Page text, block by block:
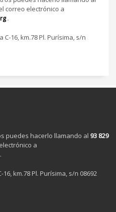
correo electrónico a
.
16, km.78 Pl. Purísima, s/n
puedes hacerlo llamando al 93 829
a
.
km.78 Pl. Purísima, s/n 08692